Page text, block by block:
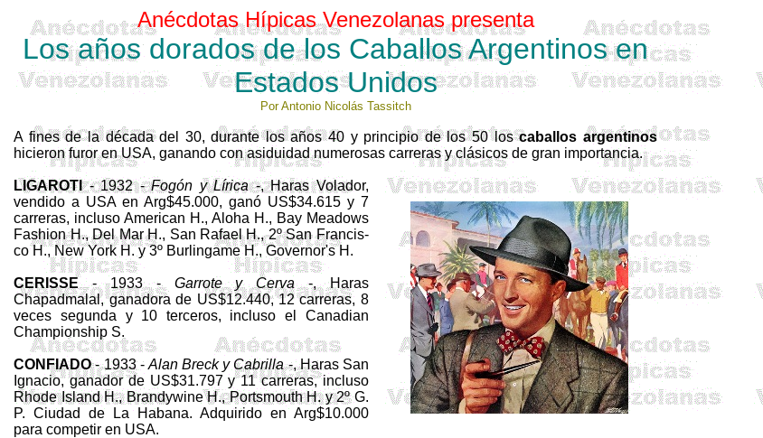
Anécdotas Hípicas Venezolanas presenta
Los años dorados de los Caballos Argentinos en
Estados Unidos
Por Antonio Nicolás Tassitch
A fines de la década del 30, durante los años 40 y principio de los 50 loscaballos argentinos
hicieron furor en USA, ganando con asiduidad numero­sas carreras y clásicos de gran impor­tancia.
LIGAROTI- 1932 -Fogón y Lírica-, Ha­ras Volador,
vendido a USA en Arg$45.000, ganó US$34.615 y 7
carreras, incluso American H., Aloha H., Bay Meadows
Fashion H., Del Mar H., San Rafael H., 2º San Francis­
co H.,NewYork H. y 3º Burlinga­me H.,Governor'sH.
CERISSE- 1933 - Garrote yCerva-, Haras
Chapadmalal, ganadora de US$12.440, 12 carreras, 8
veces segunda y 10 terceros, incluso el Canadian
Championship S.
CONFIADO- 1933 - AlanBrecky Cabrilla-, Haras San
Ignacio, ganador de US$31.797 y 11 carreras, incluso
Rhode IslandH.,BrandywineH., Portsmouth H. y 2º G.
P. Ciudad de La Habana. Adquirido en Arg$10.000
para competir en USA.